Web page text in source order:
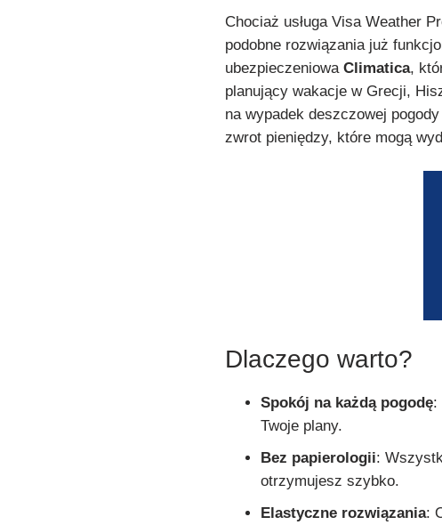
Chociaż usługa Visa Weather
podobne rozwiązania już
ubezpieczeniowaClimatica,
planujący wakacje w Grecji,
na wypadek deszczowej
zwrot pieniędzy, które mogą
Dlaczego warto?
Spokój na każdą pogodę:
Twoje plany.
Bez papierologii:
otrzymujesz szybko.
Elastyczne rozwiązania: